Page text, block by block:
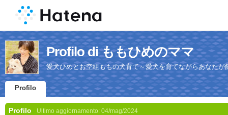
Profilo di ももひめのママ
愛犬ひめとお空組ももの犬育て～愛犬を育てながらあなた
Profilo
Profilo Ultimo aggiornamento: 04/mag/2024